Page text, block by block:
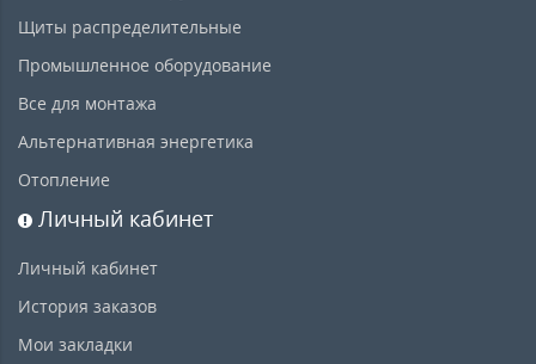
Щиты распределительные
Промышленное оборудование
Все для монтажа
Альтернативная энергетика
Отопление
Личный кабинет
Личный кабинет
История заказов
Мои закладки